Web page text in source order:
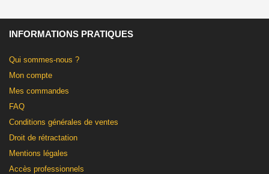
INFORMATIONS PRATIQUES
Qui sommes-nous ?
Mon compte
Mes commandes
FAQ
Conditions générales de ventes
Droit de rétractation
Mentions légales
Accès professionnels